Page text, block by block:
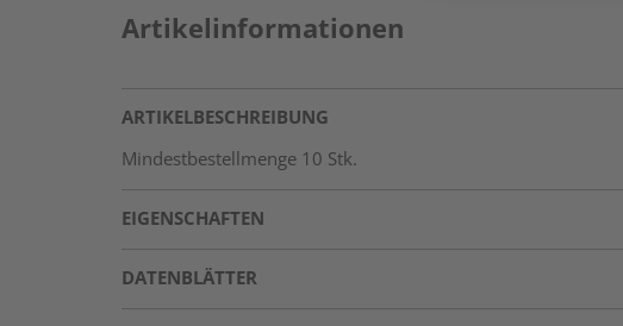
Artikelinformationen
ARTIKELBESCHREIBUNG
Mindestbestellmenge 10 Stk.
EIGENSCHAFTEN
DATENBLÄTTER